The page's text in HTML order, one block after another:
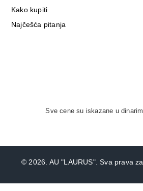
Kako kupiti
Najčešća pitanja
Sve cene su iskazane u
© 2026. AU "LAURUS". Sva prava